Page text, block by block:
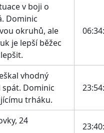
v boji o
Dominic
okruhů, ale
je lepší běžec
vhodný
Dominic
trháku.
24